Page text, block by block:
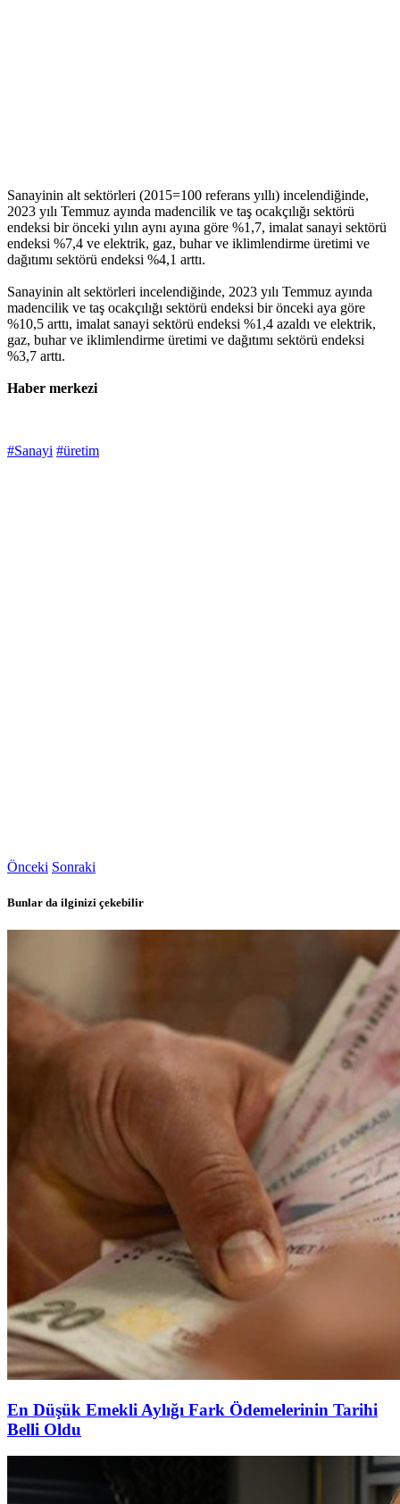
Sanayinin alt sektörleri (2015=100 referans yıllı) incelendiğinde,
2023 yılı Temmuz ayında madencilik ve taş ocakçılığı sektörü
endeksi bir önceki yılın aynı ayına göre %1,7, imalat sanayi sektörü
endeksi %7,4 ve elektrik, gaz, buhar ve iklimlendirme üretimi ve
dağıtımı sektörü endeksi %4,1 arttı.
Sanayinin alt sektörleri incelendiğinde, 2023 yılı Temmuz ayında
madencilik ve taş ocakçılığı sektörü endeksi bir önceki aya göre
%10,5 arttı, imalat sanayi sektörü endeksi %1,4 azaldı ve elektrik,
gaz, buhar ve iklimlendirme üretimi ve dağıtımı sektörü endeksi
%3,7 arttı.
Haber merkezi
#Sanayi #üretim
Önceki Sonraki
Bunlar da ilginizi çekebilir
En Düşük Emekli Aylığı Fark Ödemelerinin Tarihi
Belli Oldu